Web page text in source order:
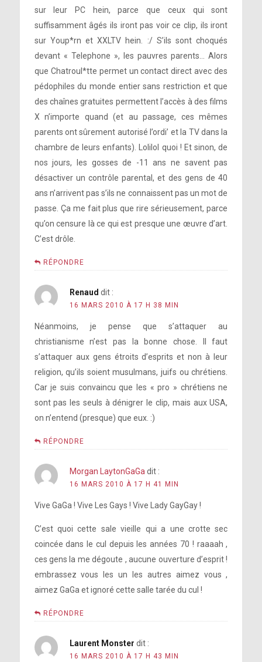
sur leur PC hein, parce que ceux qui sont
suffisamment âgés ils iront pas voir ce clip, ils iront
sur Youp*rn et XXLTV hein. :/ S’ils sont choqués
devant « Telephone », les pauvres parents… Alors
que Chatroul*tte permet un contact direct avec des
pédophiles du monde entier sans restriction et que
des chaînes gratuites permettent l’accès à des films
X n’importe quand (et au passage, ces mêmes
parents ont sûrement autorisé l’ordi’ et la TV dans la
chambre de leurs enfants). Lolilol quoi ! Et sinon, de
nos jours, les gosses de -11 ans ne savent pas
désactiver un contrôle parental, et des gens de 40
ans n’arrivent pas s’ils ne connaissent pas un mot de
passe. Ça me fait plus que rire sérieusement, parce
qu’on censure là ce qui est presque une œuvre d’art.
C’est drôle.
RÉPONDRE
Renaud dit :
16 MARS 2010 À 17 H 38 MIN
Néanmoins, je pense que s’attaquer au
christianisme n’est pas la bonne chose. Il faut
s’attaquer aux gens étroits d’esprits et non à leur
religion, qu’ils soient musulmans, juifs ou chrétiens.
Car je suis convaincu que les « pro » chrétiens ne
sont pas les seuls à dénigrer le clip, mais aux USA,
on n’entend (presque) que eux. :)
RÉPONDRE
Morgan LaytonGaGa dit :
16 MARS 2010 À 17 H 41 MIN
Vive GaGa ! Vive Les Gays ! Vive Lady GayGay !
C’est quoi cette sale vieille qui a une crotte sec
coincée dans le cul depuis les années 70 ! raaaah ,
ces gens la me dégoute , aucune ouverture d’esprit !
embrassez vous les un les autres aimez vous ,
aimez GaGa et ignoré cette salle tarée du cul !
RÉPONDRE
Laurent Monster dit :
16 MARS 2010 À 17 H 43 MIN